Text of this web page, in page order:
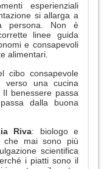
esperienziali
si allarga a
persona. Non è
linee guida
e consapevoli
alimentari.
cibo consapevole
verso una cucina
benessere passa
dalla buona
Riva: biologo e
che mai sono più
scientifica
i piatti sono il